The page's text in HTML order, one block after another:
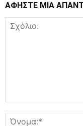
ΑΦΗΣΤΕ ΜΙΑ